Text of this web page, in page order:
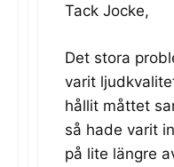
Tack Jocke,
Det stora
varit
hållit måttet
så hade varit
på lite längre